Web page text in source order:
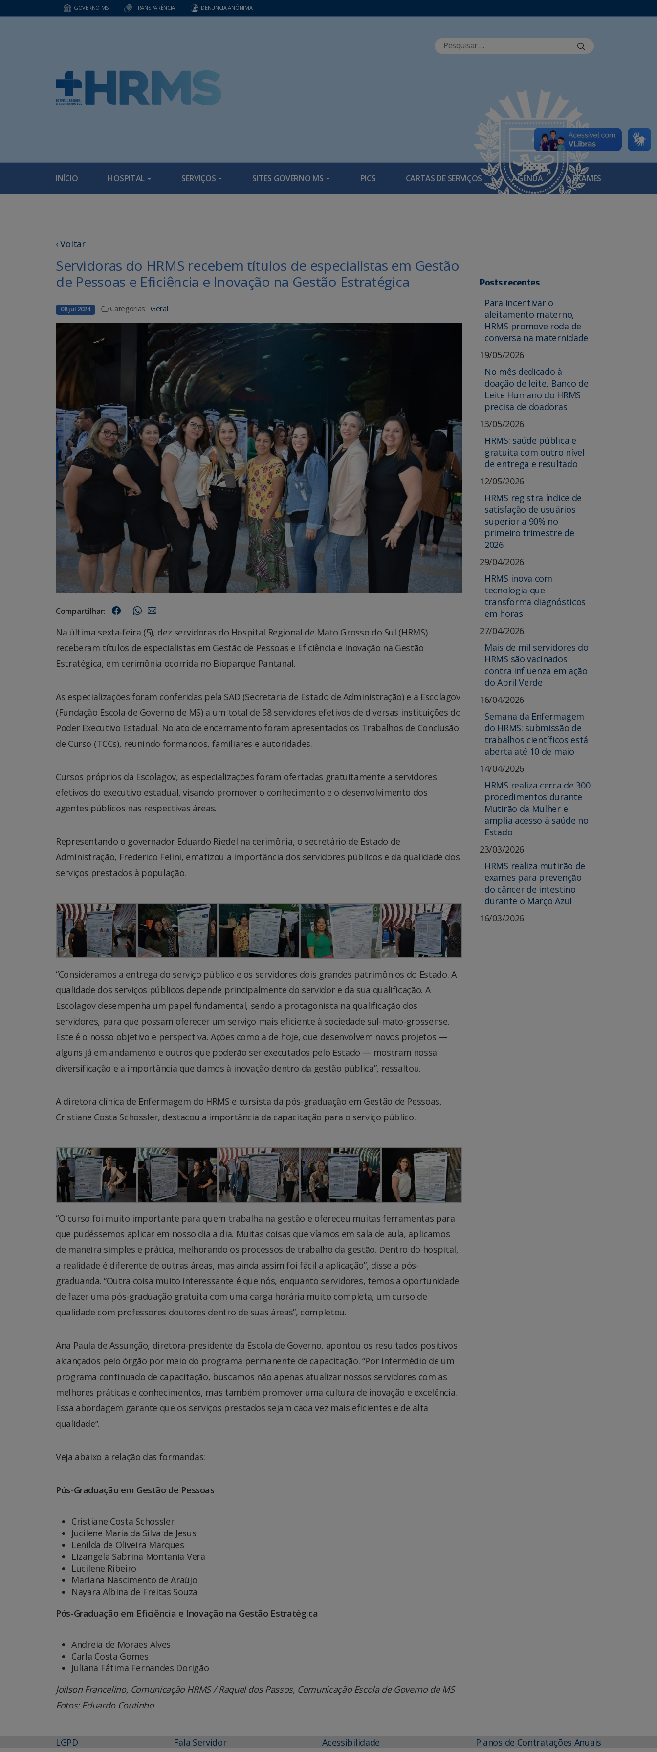
GOVERNO MS TRANSPARÊNCIA DENUNCIA ANÔNIMA
INÍCIO HOSPITAL SERVIÇOS SITES GOVERNO MS PICS CARTAS DE SERVIÇOS AGENDA EXAMES
‹ Voltar
Servidoras do HRMS recebem títulos de especialistas em Gestão
de Pessoas e Eficiência e Inovação na Gestão Estratégica
08 jul 2024 Categorias: Geral
Compartilhar:
Na última sexta-feira (5), dez servidoras do Hospital Regional de Mato Grosso do Sul (HRMS)
receberam títulos de especialistas em Gestão de Pessoas e Eficiência e Inovação na Gestão
Estratégica, em cerimônia ocorrida no Bioparque Pantanal.
As especializações foram conferidas pela SAD (Secretaria de Estado de Administração) e a Escolagov
(Fundação Escola de Governo de MS) a um total de 58 servidores efetivos de diversas instituições do
Poder Executivo Estadual. No ato de encerramento foram apresentados os Trabalhos de Conclusão
de Curso (TCCs), reunindo formandos, familiares e autoridades.
Cursos próprios da Escolagov, as especializações foram ofertadas gratuitamente a servidores
efetivos do executivo estadual, visando promover o conhecimento e o desenvolvimento dos
agentes públicos nas respectivas áreas.
Representando o governador Eduardo Riedel na cerimônia, o secretário de Estado de
Administração, Frederico Felini, enfatizou a importância dos servidores públicos e da qualidade dos
serviços prestados à população.
“Consideramos a entrega do serviço público e os servidores dois grandes patrimônios do Estado. A
qualidade dos serviços públicos depende principalmente do servidor e da sua qualificação. A
Escolagov desempenha um papel fundamental, sendo a protagonista na qualificação dos
servidores, para que possam oferecer um serviço mais eficiente à sociedade sul-mato-grossense.
Este é o nosso objetivo e perspectiva. Ações como a de hoje, que desenvolvem novos projetos —
alguns já em andamento e outros que poderão ser executados pelo Estado — mostram nossa
diversificação e a importância que damos à inovação dentro da gestão pública”, ressaltou.
A diretora clínica de Enfermagem do HRMS e cursista da pós-graduação em Gestão de Pessoas,
Cristiane Costa Schossler, destacou a importância da capacitação para o serviço público.
“O curso foi muito importante para quem trabalha na gestão e ofereceu muitas ferramentas para
que pudéssemos aplicar em nosso dia a dia. Muitas coisas que víamos em sala de aula, aplicamos
de maneira simples e prática, melhorando os processos de trabalho da gestão. Dentro do hospital,
a realidade é diferente de outras áreas, mas ainda assim foi fácil a aplicação”, disse a pós-
graduanda. “Outra coisa muito interessante é que nós, enquanto servidores, temos a oportunidade
de fazer uma pós-graduação gratuita com uma carga horária muito completa, um curso de
qualidade com professores doutores dentro de suas áreas”, completou.
Ana Paula de Assunção, diretora-presidente da Escola de Governo, apontou os resultados positivos
alcançados pelo órgão por meio do programa permanente de capacitação. “Por intermédio de um
programa continuado de capacitação, buscamos não apenas atualizar nossos servidores com as
melhores práticas e conhecimentos, mas também promover uma cultura de inovação e excelência.
Essa abordagem garante que os serviços prestados sejam cada vez mais eficientes e de alta
qualidade”.
Veja abaixo a relação das formandas:
Pós-Graduação em Gestão de Pessoas
Cristiane Costa Schossler
Jucilene Maria da Silva de Jesus
Lenilda de Oliveira Marques
Lizangela Sabrina Montania Vera
Lucilene Ribeiro
Mariana Nascimento de Araújo
Nayara Albina de Freitas Souza
Pós-Graduação em Eficiência e Inovação na Gestão Estratégica
Andreia de Moraes Alves
Carla Costa Gomes
Juliana Fátima Fernandes Dorigão
Joilson Francelino, Comunicação HRMS / Raquel dos Passos, Comunicação Escola de Governo de MS
Fotos: Eduardo Coutinho
Posts recentes
Para incentivar o
aleitamento materno,
HRMS promove roda de
conversa na maternidade
19/05/2026
No mês dedicado à
doação de leite, Banco de
Leite Humano do HRMS
precisa de doadoras
13/05/2026
HRMS: saúde pública e
gratuita com outro nível
de entrega e resultado
12/05/2026
HRMS registra índice de
satisfação de usuários
superior a 90% no
primeiro trimestre de
2026
29/04/2026
HRMS inova com
tecnologia que
transforma diagnósticos
em horas
27/04/2026
Mais de mil servidores do
HRMS são vacinados
contra influenza em ação
do Abril Verde
16/04/2026
Semana da Enfermagem
do HRMS: submissão de
trabalhos científicos está
aberta até 10 de maio
14/04/2026
HRMS realiza cerca de 300
procedimentos durante
Mutirão da Mulher e
amplia acesso à saúde no
Estado
23/03/2026
HRMS realiza mutirão de
exames para prevenção
do câncer de intestino
durante o Março Azul
16/03/2026
LGPD Fala Servidor Acessibilidade Planos de Contratações Anuais